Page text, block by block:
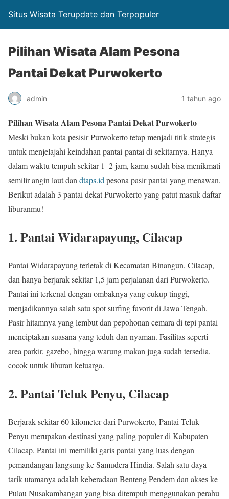
Situs Wisata Terupdate dan Terpopuler
Pilihan Wisata Alam Pesona
Pantai Dekat Purwokerto
admin 1 tahun ago
Pilihan Wisata Alam Pesona Pantai Dekat Purwokerto–
Meski bukan kota pesisir Purwokerto tetap menjadi titik strategis
untuk menjelajahi keindahan pantai-pantai di sekitarnya. Hanya
dalam waktu tempuh sekitar 1–2 jam, kamu sudah bisa menikmati
semilir angin laut dan dtaps.id pesona pasir pantai yang menawan.
Berikut adalah 3 pantai dekat Purwokerto yang patut masuk daftar
liburanmu!
1. Pantai Widarapayung, Cilacap
Pantai Widarapayung terletak di Kecamatan Binangun, Cilacap,
dan hanya berjarak sekitar 1,5 jam perjalanan dari Purwokerto.
Pantai ini terkenal dengan ombaknya yang cukup tinggi,
menjadikannya salah satu spot surfing favorit di Jawa Tengah.
Pasir hitamnya yang lembut dan pepohonan cemara di tepi pantai
menciptakan suasana yang teduh dan nyaman. Fasilitas seperti
area parkir, gazebo, hingga warung makan juga sudah tersedia,
cocok untuk liburan keluarga.
2. Pantai Teluk Penyu, Cilacap
Berjarak sekitar 60 kilometer dari Purwokerto, Pantai Teluk
Penyu merupakan destinasi yang paling populer di Kabupaten
Cilacap. Pantai ini memiliki garis pantai yang luas dengan
pemandangan langsung ke Samudera Hindia. Salah satu daya
tarik utamanya adalah keberadaan Benteng Pendem dan akses ke
Pulau Nusakambangan yang bisa ditempuh menggunakan perahu